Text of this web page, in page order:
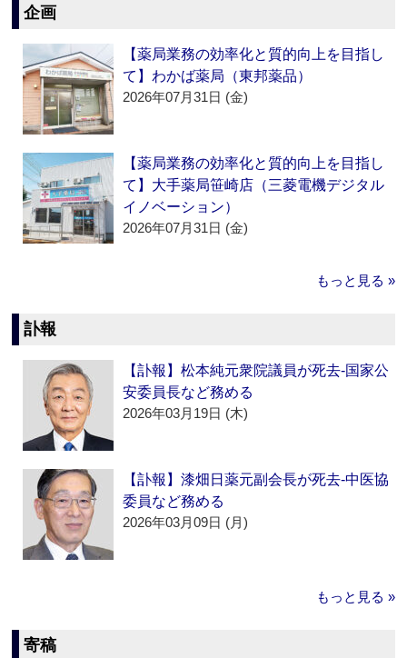
企画
【薬局業務の効率化と質的向上を目指し
て】わかば薬局（東邦薬品）
2026年07月31日 (金)
【薬局業務の効率化と質的向上を目指し
て】大手薬局笹崎店（三菱電機デジタル
イノベーション）
2026年07月31日 (金)
もっと見る »
訃報
【訃報】松本純元衆院議員が死去‐国家公
安委員長など務める
2026年03月19日 (木)
【訃報】漆畑日薬元副会長が死去‐中医協
委員など務める
2026年03月09日 (月)
もっと見る »
寄稿